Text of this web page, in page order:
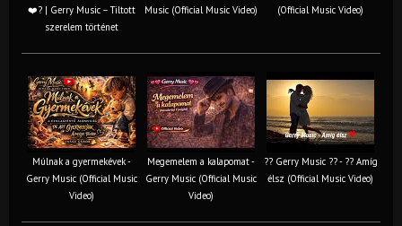
❤️‍? | Gerry Music – Tiltott
szerelem történet
Music (Official Music Video)
(Official Music Video)
Múlnak a gyermekévek -
Gerry Music (Official Music
Video)
Megemelem a kalapomat -
Gerry Music (Official Music
Video)
?? Gerry Music ?? - ?? Amíg
élsz (Official Music Video)